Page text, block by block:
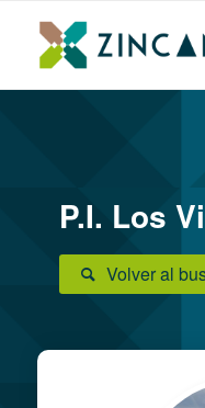
P.I. Los
Volver al